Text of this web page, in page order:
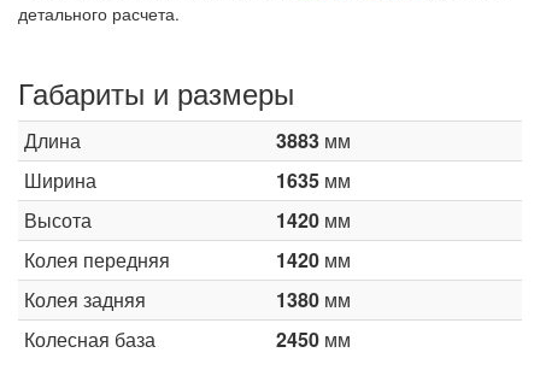
детального расчета.
Габариты и размеры
Длина 3883 мм
Ширина
1635 мм
Высота
1420 мм
Колея передняя
1420 мм
Колея задняя
1380 мм
Колесная база
2450 мм